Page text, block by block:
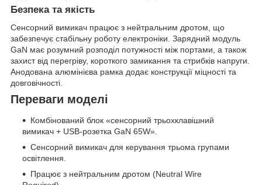
Безпека та якість
Сенсорний вимикач працює з нейтральним дротом, що
забезпечує стабільну роботу електроніки. Зарядний модуль
GaN має розумний розподіл потужності між портами, а також
захист від перегріву, короткого замикання та стрибків напруги.
Анодована алюмінієва рамка додає конструкції міцності та
довговічності.
Переваги моделі
Комбінований блок «сенсорний трьохклавішний
вимикач + USB-розетка GaN 65W».
Сенсорний вимикач для керування трьома групами
освітлення.
Працює з нейтральним дротом (Neutral Wire